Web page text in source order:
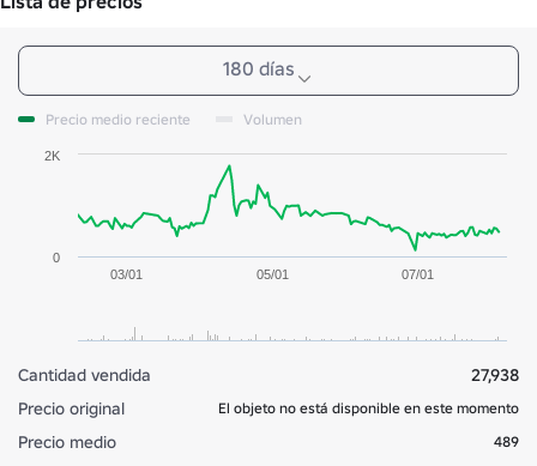
180 días
Precio medio reciente Volumen
03/01 05/01 07/01
0
2K
Cantidad vendida
27,938
Precio original
El objeto no está disponible en este momento
Precio medio 489